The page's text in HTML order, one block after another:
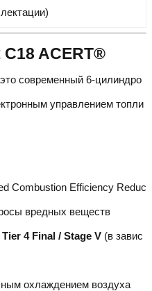
ACERT®
современный 6-цилиндро
управлением топли
Combustion Efficiency Reduc
вредных веществ
Tier 4 Final / Stage V (в завис
охлаждением воздуха